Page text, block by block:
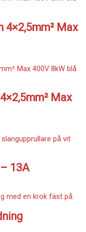
4×2,5mm² Max
Max
13A